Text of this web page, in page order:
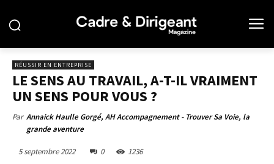
RÉUSSIR EN ENTREPRISE
LE SENS AU TRAVAIL, A-T-IL VRAIMENT
UN SENS POUR VOUS ?
Par Annaick Haulle Gorgé, AH Accompagnement - Trouver Sa Voie, la
grande aventure
5 septembre 2022 0 1236